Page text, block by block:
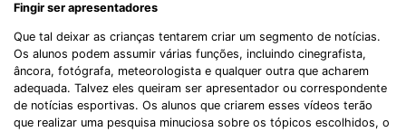
Fingir ser apresentadores
Que tal deixar as crianças tentarem criar um segmento de notícias.
Os alunos podem assumir várias funções, incluindo cinegrafista,
âncora, fotógrafa, meteorologista e qualquer outra que acharem
adequada. Talvez eles queiram ser apresentador ou correspondente
de notícias esportivas. Os alunos que criarem esses vídeos terão
que realizar uma pesquisa minuciosa sobre os tópicos escolhidos, o